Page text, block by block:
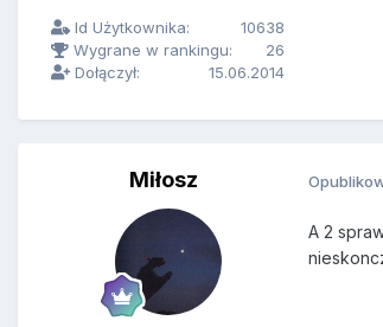
Id Użytkownika:
10638
Wygrane w rankingu:
26
Dołączył:
15.06.2014
Miłosz
A 2